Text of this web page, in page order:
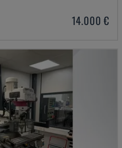
14.000 €